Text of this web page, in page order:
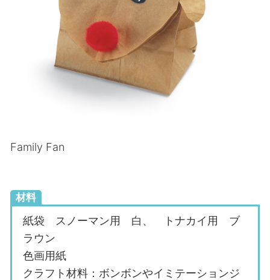
Family Fan
材料
紙袋 スノーマン用 白、 トナカイ用 ブ
ラウン
色画用紙
クラフト材料：ボンボンやイミテーションジ